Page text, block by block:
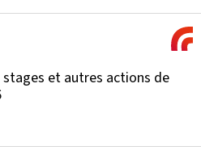
et autres actions de